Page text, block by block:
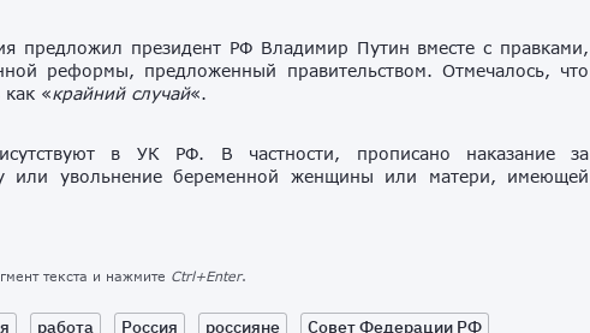
предложил президент РФ Владимир Путин вместе с правками,
реформы, предложенный правительством. Отмечалось, что
как «крайний случай«.
в УК РФ. В частности, прописано наказание за
или увольнение беременной женщины или матери, имеющей
текста и нажмите Ctrl+Enter.
работа Россия россияне Совет Федерации РФ